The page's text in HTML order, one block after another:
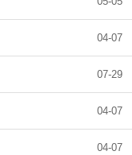
04-07
07-29
04-07
04-07